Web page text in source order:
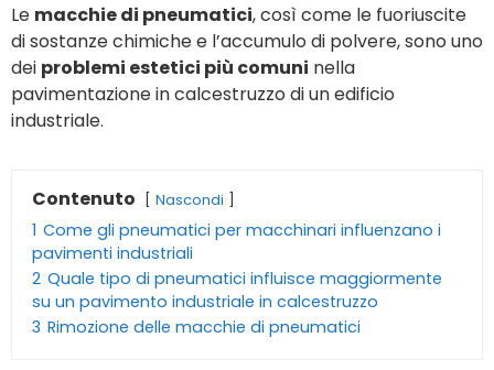
Le macchie di pneumatici, così come le fuoriuscite
di sostanze chimiche e l’accumulo di polvere, sono uno
dei problemi estetici più comuni nella
pavimentazione in calcestruzzo di un edificio
industriale.
Contenuto Nascondi
1 Come gli pneumatici per macchinari influenzano i
pavimenti industriali
2 Quale tipo di pneumatici influisce maggiormente
su un pavimento industriale in calcestruzzo
3 Rimozione delle macchie di pneumatici